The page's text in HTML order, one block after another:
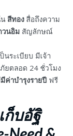
สีทอง สื่อถึงความ
วนอิม สัญลักษณ์
นระเบียบ มีเจ้า
ยตลอด 24 ชั่วโมง
ค่าบำรุงรายปี ฟรี
ก็บอัฐิ